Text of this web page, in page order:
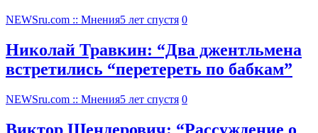
NEWSru.com :: Мнения5 лет спустя 0
Николай Травкин: “Два джентльмена
встретились “перетереть по бабкам”
NEWSru.com :: Мнения5 лет спустя 0